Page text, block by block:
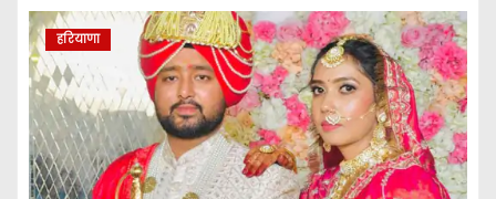
हरियाणा